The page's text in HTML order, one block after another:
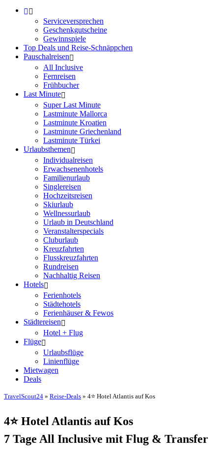
Serviceversprechen
Geschenkgutscheine
Gewinnspiele
Top Deals und Reise-Schnäppchen
Pauschalreisen
All Inclusive
Fernreisen
Frühbucher
Last Minute
Super Last Minute
Lastminute Mallorca
Lastminute Kroatien
Lastminute Griechenland
Lastminute Türkei
Urlaubsthemen
Individualreisen
Erwachsenenhotels
Familienurlaub
Singlereisen
Hochzeitsreisen
Skiurlaub
Wellnessurlaub
Urlaub in Deutschland
Veranstalterspecials
Cluburlaub
Kreuzfahrten
Flusskreuzfahrten
Rundreisen
Nachhaltig Reisen
Hotels
Ferienhotels
Städtehotels
Ferienhäuser & Fewos
Städtereisen
Hotel + Flug
Flüge
Urlaubsflüge
Linienflüge
Mietwagen
Deals
TravelScout24 » Reise-Deals » 4⭐ Hotel Atlantis auf Kos
4⭐ Hotel Atlantis auf Kos
7 Tage All Inclusive mit Flug & Transfer